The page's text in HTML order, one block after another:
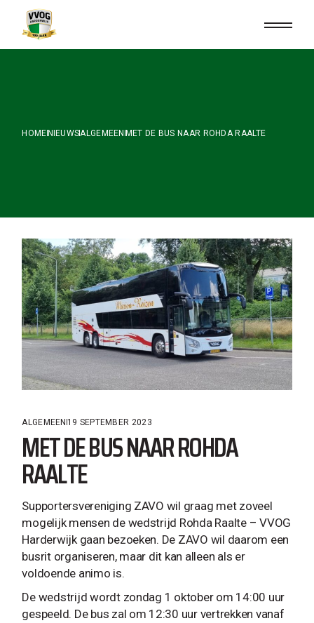
content
HOME NIEUWSALGEMEEN MET DE BUS NAAR ROHDA RAALTE
ALGEMEEN 19 SEPTEMBER 2023
MET DE BUS NAAR ROHDA
RAALTE
Supportersvereniging ZAVO wil graag met zoveel
mogelijk mensen de wedstrijd Rohda Raalte – VVOG
Harderwijk gaan bezoeken. De ZAVO wil daarom een
busrit organiseren, maar dit kan alleen als er
voldoende animo is.
De wedstrijd wordt zondag 1 oktober om 14:00 uur
gespeeld. De bus zal om 12:30 uur vertrekken vanaf